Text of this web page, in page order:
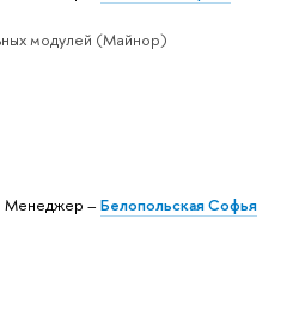
модулей (Майнор)
Менеджер – Белопольская Софья